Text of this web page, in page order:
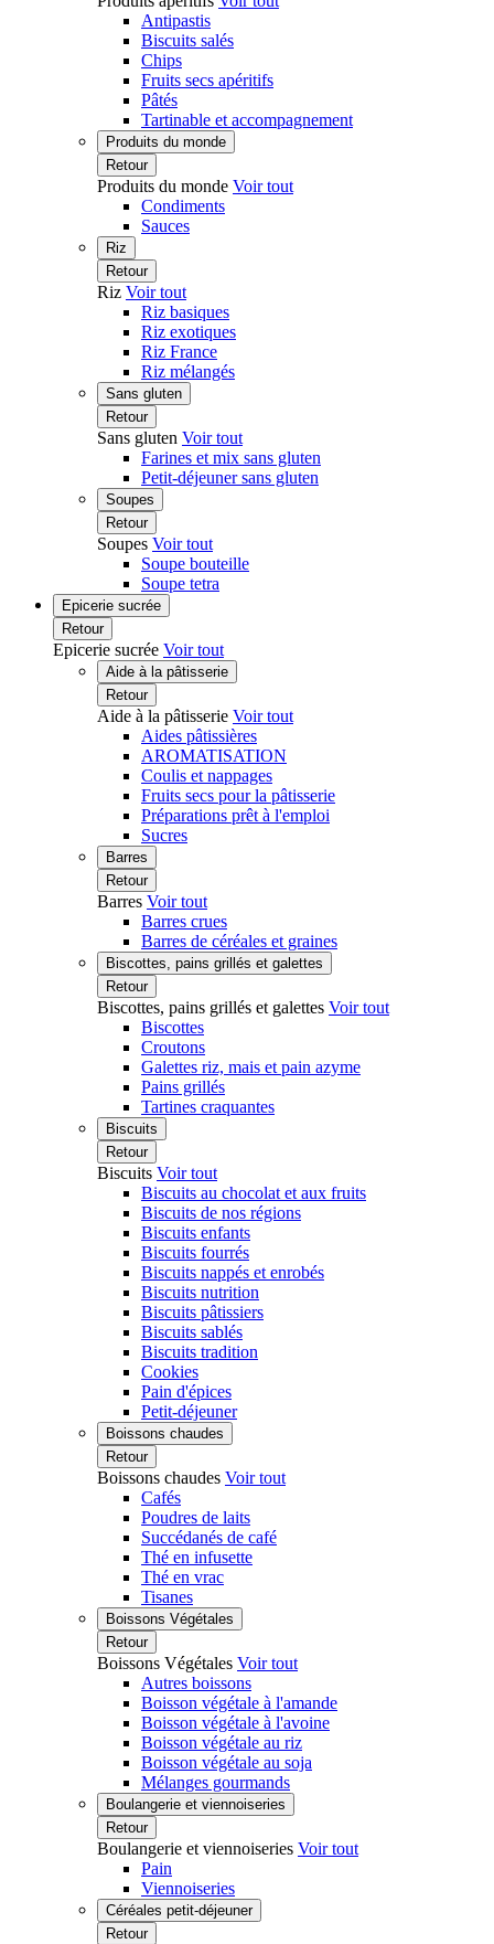
Antipastis
Biscuits salés
Chips
Fruits secs apéritifs
Pâtés
Tartinable et accompagnement
Produits du monde
Retour
Produits du monde Voir tout
Condiments
Sauces
Riz
Retour
Riz Voir tout
Riz basiques
Riz exotiques
Riz France
Riz mélangés
Sans gluten
Retour
Sans gluten Voir tout
Farines et mix sans gluten
Petit-déjeuner sans gluten
Soupes
Retour
Soupes Voir tout
Soupe bouteille
Soupe tetra
Epicerie sucrée
Retour
Epicerie sucrée Voir tout
Aide à la pâtisserie
Retour
Aide à la pâtisserie Voir tout
Aides pâtissières
AROMATISATION
Coulis et nappages
Fruits secs pour la pâtisserie
Préparations prêt à l'emploi
Sucres
Barres
Retour
Barres Voir tout
Barres crues
Barres de céréales et graines
Biscottes, pains grillés et galettes
Retour
Biscottes, pains grillés et galettes Voir tout
Biscottes
Croutons
Galettes riz, mais et pain azyme
Pains grillés
Tartines craquantes
Biscuits
Retour
Biscuits Voir tout
Biscuits au chocolat et aux fruits
Biscuits de nos régions
Biscuits enfants
Biscuits fourrés
Biscuits nappés et enrobés
Biscuits nutrition
Biscuits pâtissiers
Biscuits sablés
Biscuits tradition
Cookies
Pain d'épices
Petit-déjeuner
Boissons chaudes
Retour
Boissons chaudes Voir tout
Cafés
Poudres de laits
Succédanés de café
Thé en infusette
Thé en vrac
Tisanes
Boissons Végétales
Retour
Boissons Végétales Voir tout
Autres boissons
Boisson végétale à l'amande
Boisson végétale à l'avoine
Boisson végétale au riz
Boisson végétale au soja
Mélanges gourmands
Boulangerie et viennoiseries
Retour
Boulangerie et viennoiseries Voir tout
Pain
Viennoiseries
Céréales petit-déjeuner
Retour